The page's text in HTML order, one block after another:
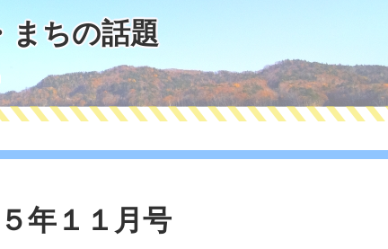
まちの話題
年１１月号